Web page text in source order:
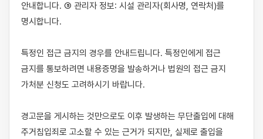
안내합니다. ⑤ 관리자 정보: 시설 관리자(회사명, 연락처)를
명시합니다.
특정인 접근 금지의 경우를 안내드립니다. 특정인에게 접근
금지를 통보하려면 내용증명을 발송하거나 법원의 접근 금지
가처분 신청도 고려하시기 바랍니다.
경고문을 게시하는 것만으로도 이후 발생하는 무단출입에 대해
주거침입죄로 고소할 수 있는 근거가 되지만, 실제로 출입을